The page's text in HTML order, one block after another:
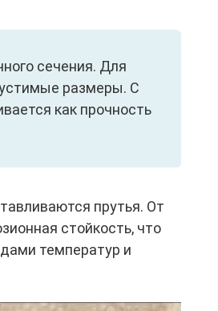
сечения. Для
размеры. С
как прочность
прутья. От
стойкость, что
температур и